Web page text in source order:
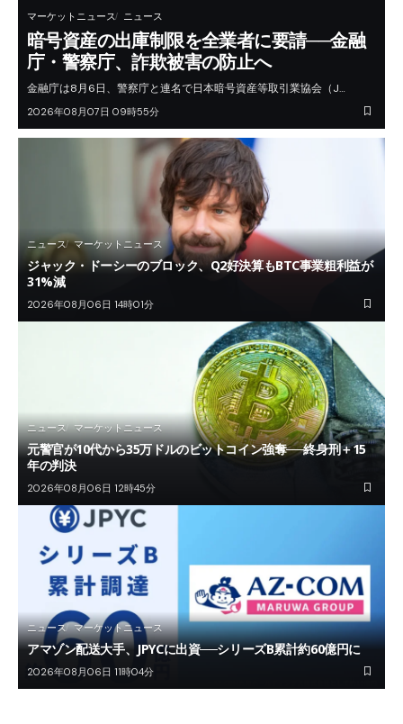
マーケットニュース ニュース
暗号資産の出庫制限を全業者に要請──金融
庁・警察庁、詐欺被害の防止へ
金融庁は8月6日、警察庁と連名で日本暗号資産等取引業協会（J…
2026年08月07日 09時55分
ニュース マーケットニュース
ジャック・ドーシーのブロック、Q2好決算もBTC事業粗利益が
31%減
2026年08月06日 14時01分
ニュース マーケットニュース
元警官が10代から35万ドルのビットコイン強奪──終身刑＋15
年の判決
2026年08月06日 12時45分
ニュース マーケットニュース
アマゾン配送大手、JPYCに出資──シリーズB累計約60億円に
2026年08月06日 11時04分